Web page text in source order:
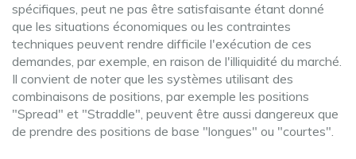
spécifiques, peut ne pas être satisfaisante étant donné
que les situations économiques ou les contraintes
techniques peuvent rendre difficile l'exécution de ces
demandes, par exemple, en raison de l'illiquidité du marché.
Il convient de noter que les systèmes utilisant des
combinaisons de positions, par exemple les positions
"Spread" et "Straddle", peuvent être aussi dangereux que
de prendre des positions de base "longues" ou "courtes".